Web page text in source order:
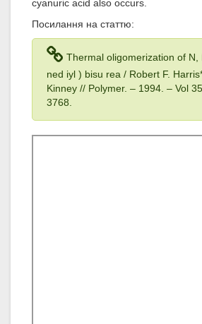
cyanuric acid also occurs.
Посилання на статтю:
Thermal oligomerization of N,
ned iyl ) bisu rea / Robert F.
Kinney // Polymer. – 1994 . – Vol 35
3768.